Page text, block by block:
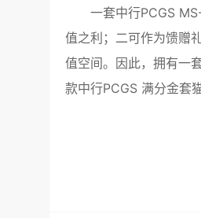
一套中行PCGS MS-
值之利；二可作为馈赠
值空间。因此，拥有一
款中行PCGS 满分金套